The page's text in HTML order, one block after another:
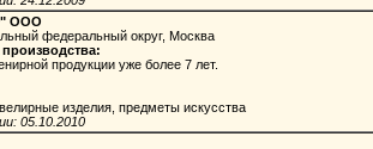
ООО
федеральный округ, Москва
продукции уже более 7 лет.
изделия, предметы искусства
05.10.2010